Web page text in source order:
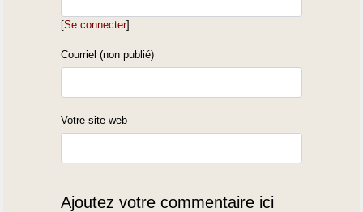
[Se connecter]
Courriel (non publié)
Votre site web
Ajoutez votre commentaire ici